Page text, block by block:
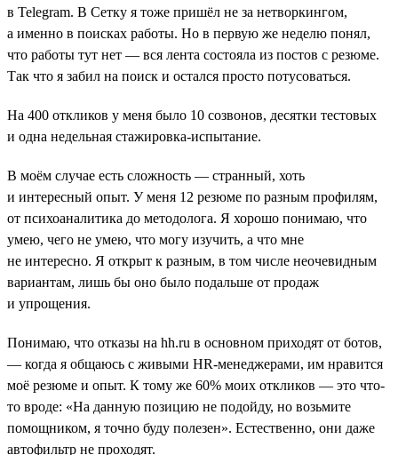
в Telegram. В Сетку я тоже пришёл не за нетворкингом,
а именно в поисках работы. Но в первую же неделю понял,
что работы тут нет ― вся лента состояла из постов с резюме.
Так что я забил на поиск и остался просто потусоваться.
На 400 откликов у меня было 10 созвонов, десятки тестовых
и одна недельная стажировка-испытание.
В моём случае есть сложность — странный, хоть
и интересный опыт. У меня 12 резюме по разным профилям,
от психоаналитика до методолога. Я хорошо понимаю, что
умею, чего не умею, что могу изучить, а что мне
не интересно. Я открыт к разным, в том числе неочевидным
вариантам, лишь бы оно было подальше от продаж
и упрощения.
Понимаю, что отказы на hh.ru в основном приходят от ботов,
― когда я общаюсь с живыми HR-менеджерами, им нравится
моё резюме и опыт. К тому же 60% моих откликов ― это что-
то вроде: «На данную позицию не подойду, но возьмите
помощником, я точно буду полезен». Естественно, они даже
автофильтр не проходят.